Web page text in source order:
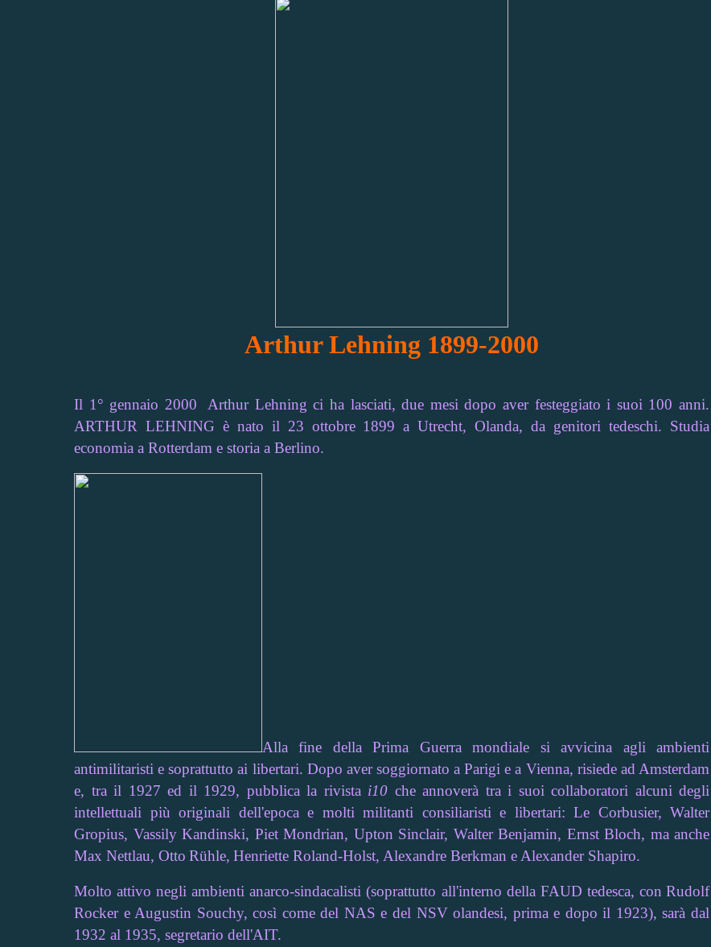
Arthur Lehning 1899-2000
Il 1° gennaio 2000
Arthur Lehning ci ha lasciati, due mesi dopo aver festeggiato i suoi 100 anni.
ARTHUR LEHNING è nato il 23 ottobre 1899 a Utrecht, Olanda, da genitori tedeschi. Studia
economia a Rotterdam e storia a Berlino.
Alla fine della Prima Guerra mondiale si avvicina agli ambienti
antimilitaristi e soprattutto ai libertari. Dopo aver soggiornato a Parigi e a Vienna, risiede ad Amsterdam
e, tra il 1927 ed il 1929, pubblica la rivista i10 che annoverà tra i suoi collaboratori alcuni degli
intellettuali più originali dell'epoca e molti militanti consiliaristi e libertari: Le Corbusier, Walter
Gropius, Vassily Kandinski, Piet Mondrian, Upton Sinclair, Walter Benjamin, Ernst Bloch, ma anche
Max Nettlau, Otto Rühle, Henriette Roland-Holst, Alexandre Berkman e Alexander Shapiro.
Molto attivo negli ambienti anarco-sindacalisti (soprattutto all'interno della FAUD tedesca, con Rudolf
Rocker e Augustin Souchy, così come del NAS e del NSV olandesi, prima e dopo il 1923), sarà dal
1932 al 1935, segretario dell'AIT.